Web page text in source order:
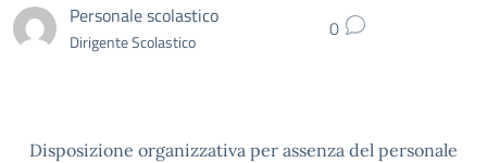
Personale scolastico
Dirigente Scolastico 0
Disposizione organizzativa per assenza del personale